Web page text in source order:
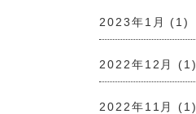
2023年1月 (1)
2022年12月 (1)
2022年11月 (1)